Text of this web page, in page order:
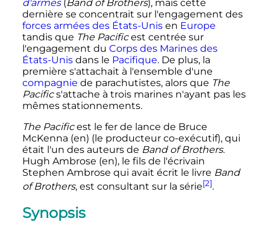
d'armes(Band of Brothers), mais cette
dernière se concentrait sur l'engagement des
forces armées des États-Unisen Europe
tandis que The Pacificest centrée sur
l'engagement du Corps des Marines des
États-Unisdans le Pacifique. De plus, la
première s'attachait à l'ensemble d'une
compagnie de parachutistes, alors que The
Pacifics'attache à trois marines n'ayant pas les
mêmes stationnements.
The Pacificest le fer de lance de Bruce
McKenna (en) (le producteur co-exécutif), qui
était l'un des auteurs de Band of Brothers.
Hugh Ambrose (en), le fils de l'écrivain
Stephen Ambrose qui avait écrit le livre Band
of Brothers, est consultant sur la série[2].
Synopsis